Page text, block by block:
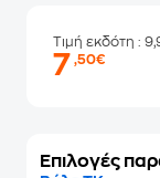
Τιμή εκδότη :
7,50€
Επιλογές